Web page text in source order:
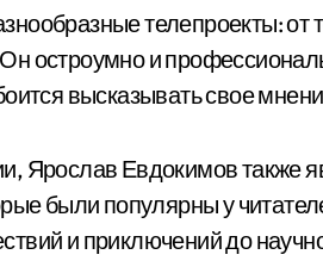
телепроекты: от
остроумно и
высказывать свое
Ярослав Евдокимов также
были популярны у
и приключений до